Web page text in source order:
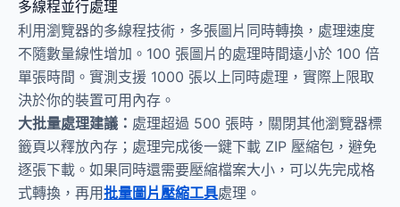
多線程並行處理
利用瀏覽器的多線程技術，多張圖片同時轉換，處理速度
不隨數量線性增加。100 張圖片的處理時間遠小於 100 倍
單張時間。實測支援 1000 張以上同時處理，實際上限取
決於你的裝置可用內存。
大批量處理建議： 處理超過 500 張時，關閉其他瀏覽器標
籤頁以釋放內存；處理完成後一鍵下載 ZIP 壓縮包，避免
逐張下載。如果同時還需要壓縮檔案大小，可以先完成格
式轉換，再用批量圖片壓縮工具處理。